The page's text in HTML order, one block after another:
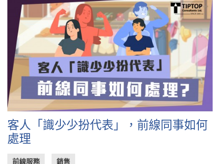
客人「識少少扮代表」，前線同事如何
處理
前線服務 銷售